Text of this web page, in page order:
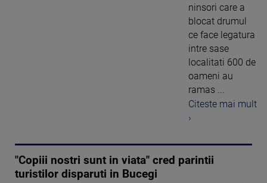
ninsori care a
blocat drumul
ce face legatura
intre sase
localitati 600 de
oameni au
ramas ...
Citeste mai mult
›
"Copiii nostri sunt in viata" cred parintii
turistilor disparuti in Bucegi